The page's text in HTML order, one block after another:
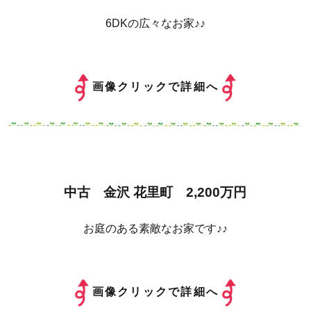
6DKの広々なお家♪♪
画像クリックで詳細へ
中古 金沢 花里町 2,200万円
お庭のある素敵なお家です♪♪
画像クリックで詳細へ